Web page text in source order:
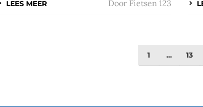
LEES MEER Door Fietsen 123
1 … 13